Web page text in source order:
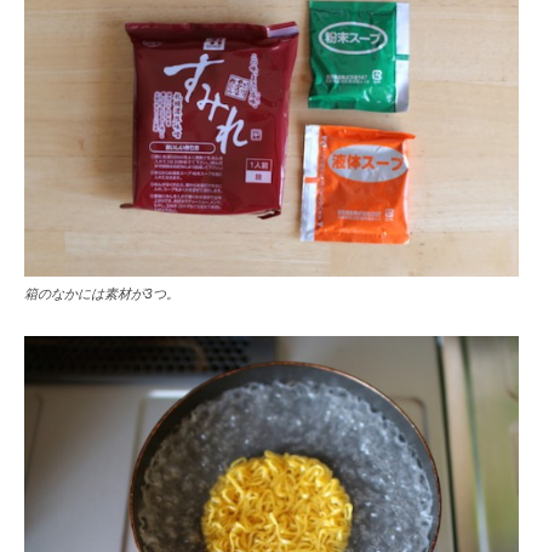
箱のなかには素材が3つ。